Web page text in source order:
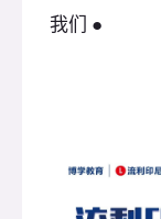
我们 ●